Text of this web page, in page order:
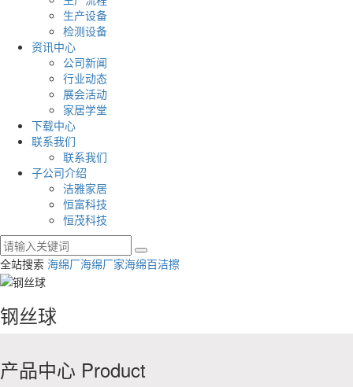
生产设备
检测设备
资讯中心
公司新闻
行业动态
展会活动
家居学堂
下载中心
联系我们
联系我们
子公司介绍
洁雅家居
恒富科技
恒茂科技
全站搜索 海绵厂海绵厂家海绵百洁擦
钢丝球
产品中心 Product